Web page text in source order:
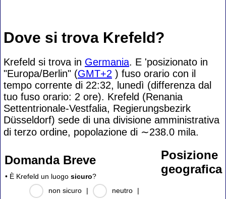
Dove si trova Krefeld?
Krefeld si trova in Germania. E 'posizionato in
"Europa/Berlin" (GMT+2 ) fuso orario con il
tempo corrente di 22:32, lunedì (differenza dal
tuo fuso orario: 2 ore). Krefeld (Renania
Settentrionale-Vestfalia, Regierungsbezirk
Düsseldorf) sede di una divisione amministrativa
di terzo ordine, popolazione di ∼238.0 mila.
Domanda Breve
• È Krefeld un luogo sicuro?
non sicuro
| neutro |
Posizione
geografica